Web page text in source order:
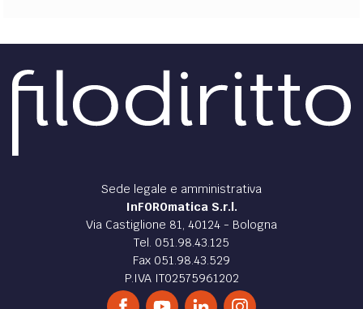
Sede legale e amministrativa
InFOROmatica S.r.l.
Via Castiglione 81, 40124 - Bologna
Tel. 051.98.43.125
Fax 051.98.43.529
P.IVA IT02575961202